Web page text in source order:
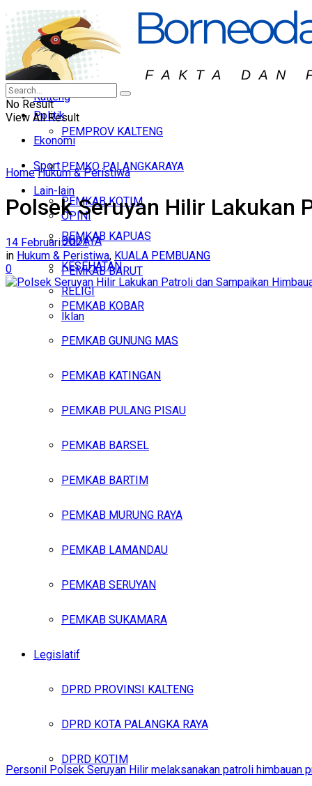
KALBAR
KALTIM
KALTARA
Nasional
Politik
Ekonomi
Sport
Lain-lain
OPINI
BUDAYA
KESEHATAN
RELIGI
Iklan
Headline
Hukum & Peristiwa
Kalteng
PEMPROV KALTENG
PEMKO PALANGKARAYA
PEMKAB KOTIM
PEMKAB KAPUAS
PEMKAB BARUT
PEMKAB KOBAR
PEMKAB GUNUNG MAS
PEMKAB KATINGAN
PEMKAB PULANG PISAU
PEMKAB BARSEL
PEMKAB BARTIM
PEMKAB MURUNG RAYA
PEMKAB LAMANDAU
PEMKAB SERUYAN
PEMKAB SUKAMARA
Legislatif
DPRD PROVINSI KALTENG
DPRD KOTA PALANGKA RAYA
DPRD KOTIM
No Result
View All Result
Home Hukum & Peristiwa
Polsek Seruyan Hilir Lakukan
14 Februari 2021
in Hukum & Peristiwa, KUALA PEMBUANG
0
Personil Polsek Seruyan Hilir melaksanakan patroli